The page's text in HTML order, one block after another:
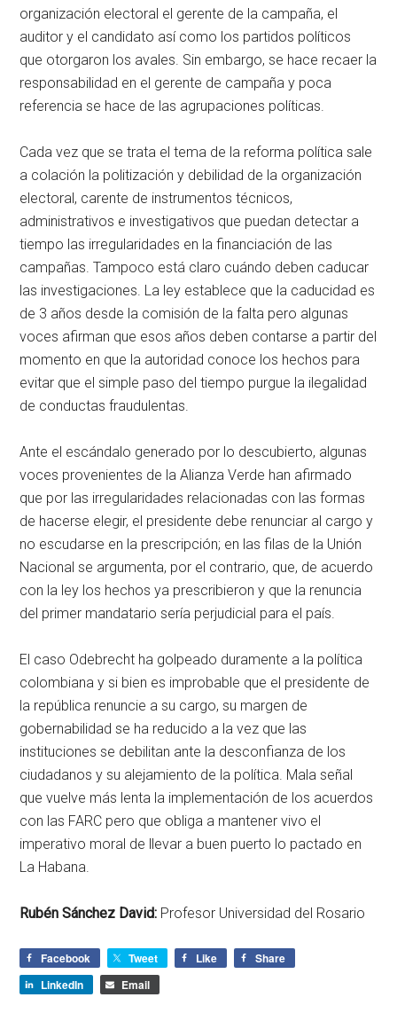
organización electoral el gerente de la campaña, el
auditor y el candidato así como los partidos políticos
que otorgaron los avales. Sin embargo, se hace recaer la
responsabilidad en el gerente de campaña y poca
referencia se hace de las agrupaciones políticas.
Cada vez que se trata el tema de la reforma política sale
a colación la politización y debilidad de la organización
electoral, carente de instrumentos técnicos,
administrativos e investigativos que puedan detectar a
tiempo las irregularidades en la financiación de las
campañas. Tampoco está claro cuándo deben caducar
las investigaciones. La ley establece que la caducidad es
de 3 años desde la comisión de la falta pero algunas
voces afirman que esos años deben contarse a partir del
momento en que la autoridad conoce los hechos para
evitar que el simple paso del tiempo purgue la ilegalidad
de conductas fraudulentas.
Ante el escándalo generado por lo descubierto, algunas
voces provenientes de la Alianza Verde han afirmado
que por las irregularidades relacionadas con las formas
de hacerse elegir, el presidente debe renunciar al cargo y
no escudarse en la prescripción; en las filas de la Unión
Nacional se argumenta, por el contrario, que, de acuerdo
con la ley los hechos ya prescribieron y que la renuncia
del primer mandatario sería perjudicial para el país.
El caso Odebrecht ha golpeado duramente a la política
colombiana y si bien es improbable que el presidente de
la república renuncie a su cargo, su margen de
gobernabilidad se ha reducido a la vez que las
instituciones se debilitan ante la desconfianza de los
ciudadanos y su alejamiento de la política. Mala señal
que vuelve más lenta la implementación de los acuerdos
con las FARC pero que obliga a mantener vivo el
imperativo moral de llevar a buen puerto lo pactado en
La Habana.
Rubén Sánchez David: Profesor Universidad del Rosario
Facebook Tweet Like
Share
LinkedIn
Email